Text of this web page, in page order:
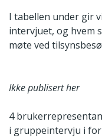
I tabellen under gir
intervjuet, og hvem
møte ved
Ikke publisert her
4
i gruppeintervju i